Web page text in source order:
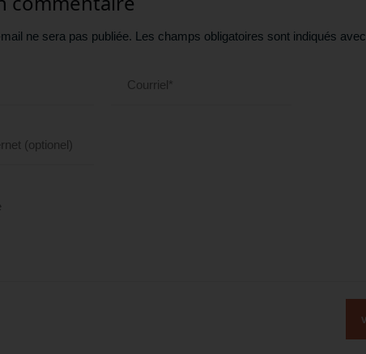
ne sera pas publiée. Les champs obligatoires sont indiqués avec